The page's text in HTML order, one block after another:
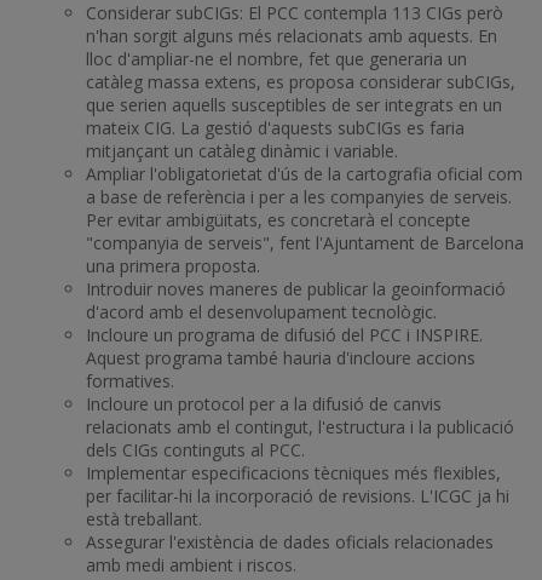
Considerar subCIGs: El PCC contempla 113 CIGs però
n'han sorgit alguns més relacionats amb aquests. En
lloc d'ampliar-ne el nombre, fet que generaria un
catàleg massa extens, es proposa considerar subCIGs,
que serien aquells susceptibles de ser integrats en un
mateix CIG. La gestió d'aquests subCIGs es faria
mitjançant un catàleg dinàmic i variable.
Ampliar l'obligatorietat d'ús de la cartografia oficial com
a base de referència i per a les companyies de serveis.
Per evitar ambigüitats, es concretarà el concepte
"companyia de serveis", fent l'Ajuntament de Barcelona
una primera proposta.
Introduir noves maneres de publicar la geoinformació
d'acord amb el desenvolupament tecnològic.
Incloure un programa de difusió del PCC i INSPIRE.
Aquest programa també hauria d'incloure accions
formatives.
Incloure un protocol per a la difusió de canvis
relacionats amb el contingut, l'estructura i la publicació
dels CIGs continguts al PCC.
Implementar especificacions tècniques més flexibles,
per facilitar-hi la incorporació de revisions. L'ICGC ja hi
està treballant.
Assegurar l'existència de dades oficials relacionades
amb medi ambient i riscos.